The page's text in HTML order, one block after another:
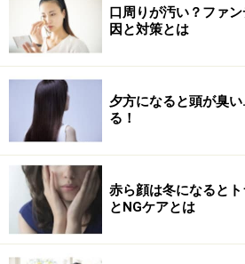
面倒なことは苦手
一日ビデオ鑑賞していたら、深夜
もう、こんな時間!! 寝なきゃ！ 時
いいや。シャンプーしてたらふと気
「そろそろカラーリングしない
てるなぁ～。ま、いっか」
とプリン状態を諦める彼女。
口周りが汚い？ファ
因と対策とは
夕方になると頭が臭
る！
赤ら顔は冬になると
とNGケアとは